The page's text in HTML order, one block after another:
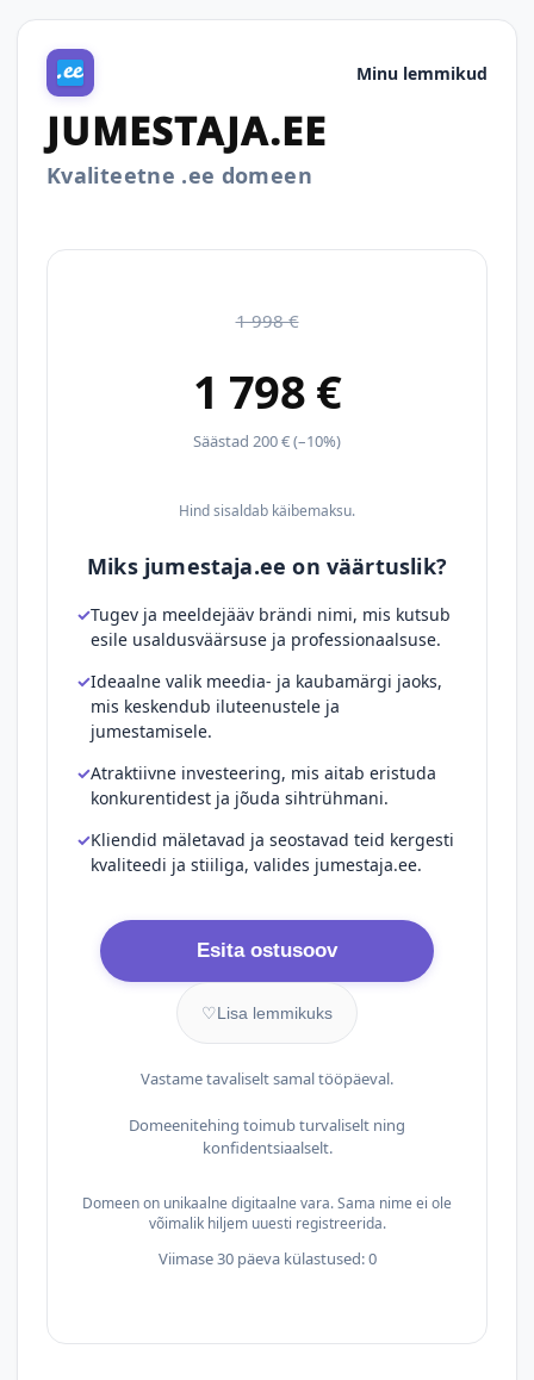
Minu lemmikud
JUMESTAJA.EE
Kvaliteetne .ee domeen
1 998 €
1 798 €
Säästad 200 € (–10%)
Hind sisaldab käibemaksu.
Miks jumestaja.ee on väärtuslik?
Tugev ja meeldejääv brändi nimi, mis kutsub
esile usaldusväärsuse ja professionaalsuse.
Ideaalne valik meedia- ja kaubamärgi jaoks,
mis keskendub iluteenustele ja
jumestamisele.
Atraktiivne investeering, mis aitab eristuda
konkurentidest ja jõuda sihtrühmani.
Kliendid mäletavad ja seostavad teid kergesti
kvaliteedi ja stiiliga, valides jumestaja.ee.
Esita ostusoov
♡Lisa lemmikuks
Vastame tavaliselt samal tööpäeval.
Domeenitehing toimub turvaliselt ning
konfidentsiaalselt.
Domeen on unikaalne digitaalne vara. Sama nime ei ole
võimalik hiljem uuesti registreerida.
Viimase 30 päeva külastused: 0